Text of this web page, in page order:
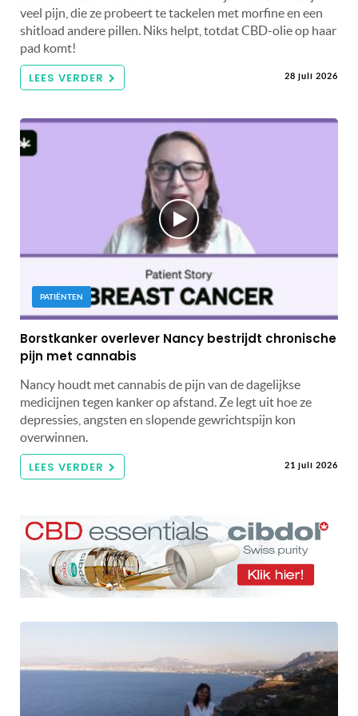
veel pijn, die ze probeert te tackelen met morfine en een
shitload andere pillen. Niks helpt, totdat CBD-olie op haar
pad komt!
LEES VERDER 28 juli 2026
PATIËNTEN
Borstkanker overlever Nancy bestrijdt chronische
pijn met cannabis
Nancy houdt met cannabis de pijn van de dagelijkse
medicijnen tegen kanker op afstand. Ze legt uit hoe ze
depressies, angsten en slopende gewrichtspijn kon
overwinnen.
LEES VERDER 21 juli 2026